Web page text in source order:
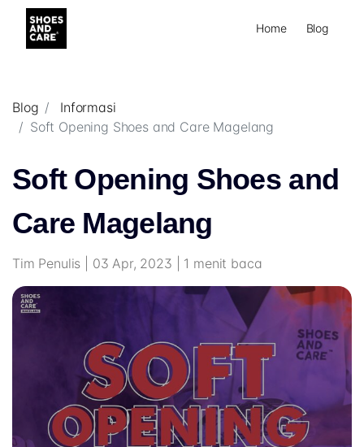
Home Blog
Blog
Informasi
Soft Opening Shoes and Care Magelang
Soft Opening Shoes and
Care Magelang
Tim Penulis | 03 Apr, 2023 | 1 menit baca